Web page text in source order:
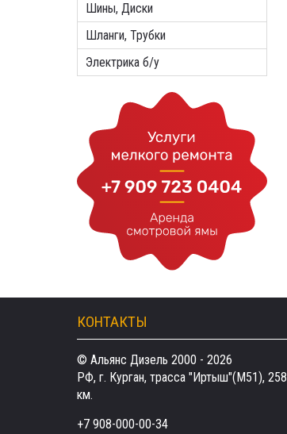
Шины, Диски
Шланги, Трубки
Электрика б/у
КОНТАКТЫ
© Альянс Дизель 2000 - 2026
РФ, г. Курган, трасса "Иртыш"(М51), 258
км.
+7 908-000-00-34